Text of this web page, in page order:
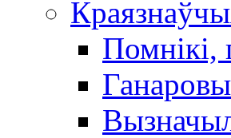
Помнікі,